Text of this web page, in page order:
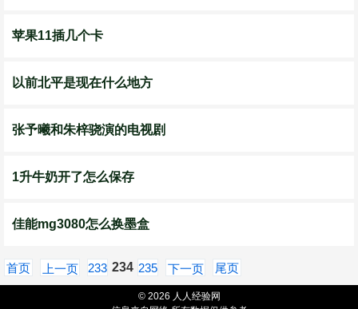
苹果11插几个卡
以前北平是现在什么地方
张予曦和朱梓骁演的电视剧
1升牛奶开了怎么保存
佳能mg3080怎么换墨盒
首页 上一页 233 234 235 下一页 尾页
© 2026 人人经验网